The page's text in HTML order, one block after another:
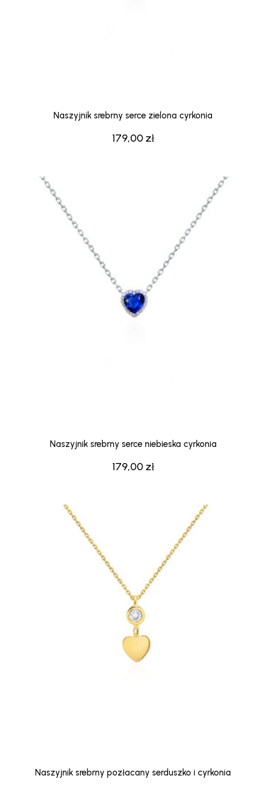
179,00 zł
Naszyjnik srebrny serce zielona cyrkonia
179,00 zł
Naszyjnik srebrny serce niebieska cyrkonia
Naszyjnik srebrny pozłacany serduszko i cyrkonia